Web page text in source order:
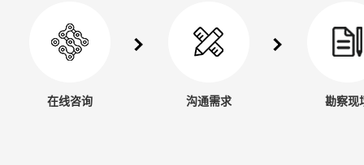
在线咨询 沟通需求 勘察现